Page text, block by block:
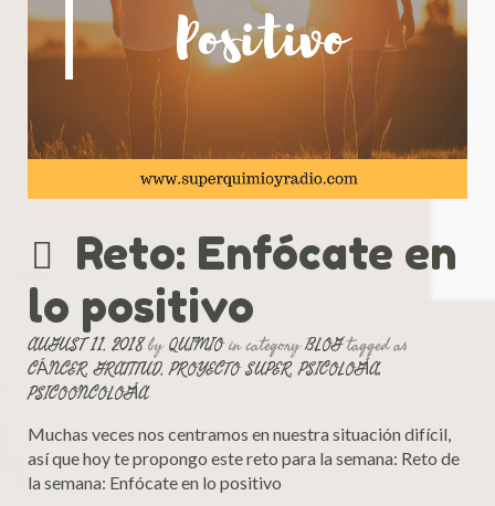
Reto: Enfócate en
lo positivo
AUGUST 11, 2018by QUIMIOin categoryBLOGtagged as
CÁNCER,GRATITUD,PROYECTO SUPER,PSICOLOGÍA,
PSICOONCOLOGÍA
Muchas veces nos centramos en nuestra situación difícil,
así que hoy te propongo este reto para la semana: Reto de
la semana: Enfócate en lo positivo